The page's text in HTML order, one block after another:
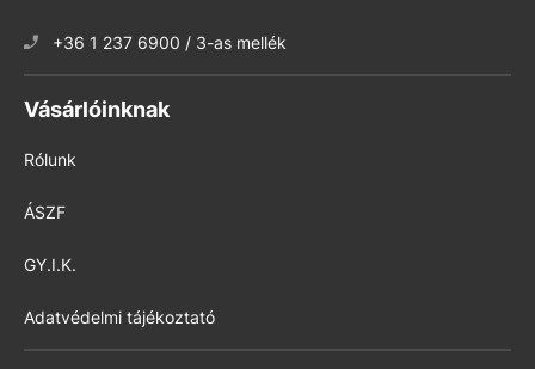
+36 1 237 6900 / 3-as mellék
Vásárlóinknak
Rólunk
ÁSZF
GY.I.K.
Adatvédelmi tájékoztató